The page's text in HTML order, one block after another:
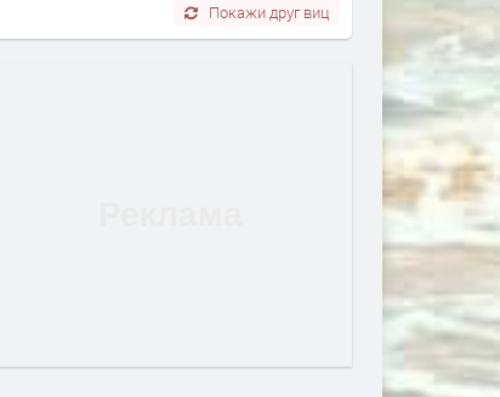
Покажи друг виц